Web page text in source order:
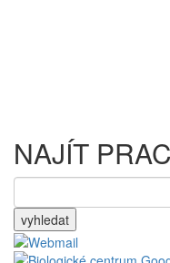
NAJÍT
vyhledat